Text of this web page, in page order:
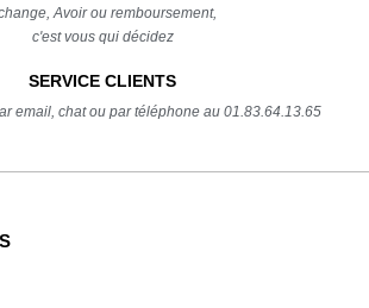
Avoir ou remboursement,
c'est vous qui décidez
SERVICE CLIENTS
email, chat ou par téléphone au 01.83.64.13.65